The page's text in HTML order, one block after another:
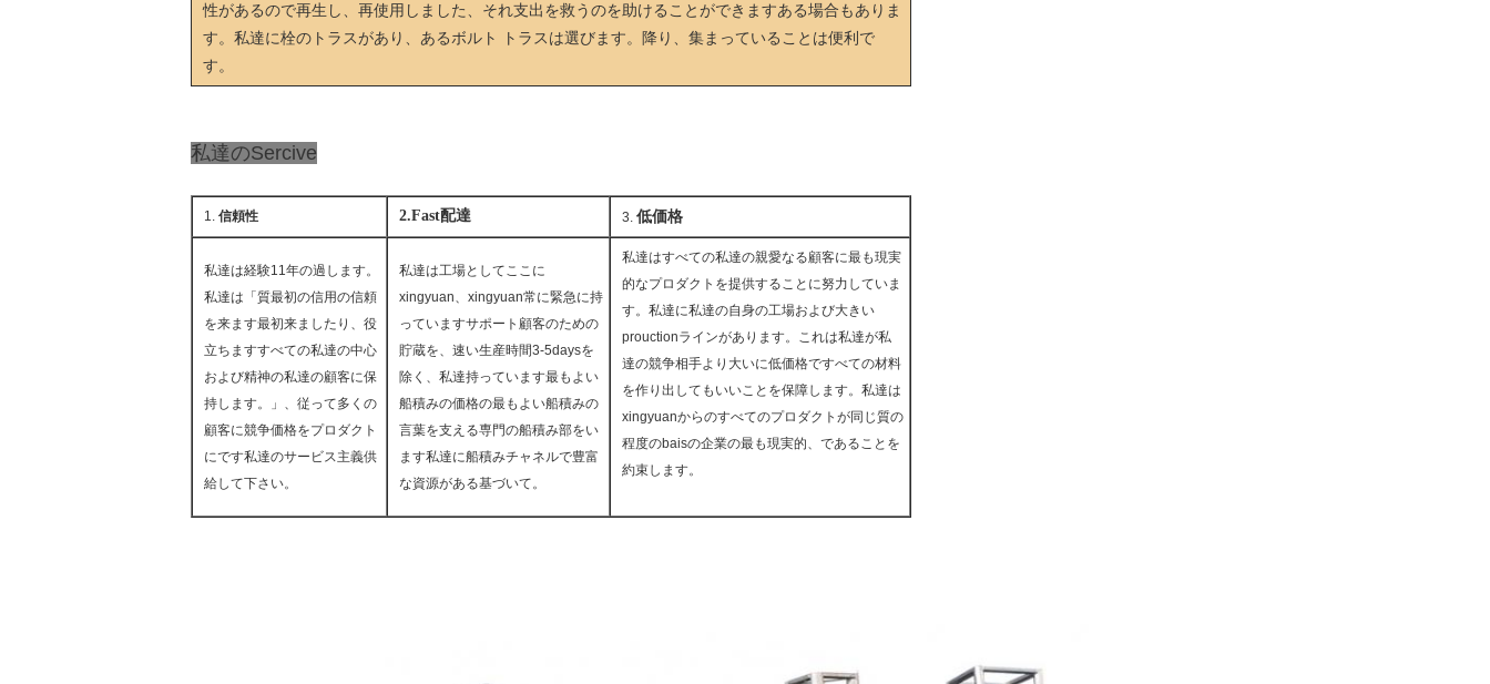
性があるので再生し、再使用しました、それ支出を救うのを助けることができますある場合もありま
す。私達に栓のトラスがあり、あるボルト トラスは選びます。降り、集まっていることは便利で
す。
私達のSercive
1. 信頼性 2.Fast配達 3. 低価格
私達は経験11年の過します。
私達は「質最初の信用の信頼
を来ます最初来ましたり、役
立ちますすべての私達の中心
および精神の私達の顧客に保
持します。」、従って多くの
顧客に競争価格をプロダクト
にです私達のサービス主義供
給して下さい。
私達は工場としてここに
xingyuan、xingyuan常に緊急に持
っていますサポート顧客のための
貯蔵を、速い生産時間3-5daysを
除く、私達持っています最もよい
船積みの価格の最もよい船積みの
言葉を支える専門の船積み部をい
ます私達に船積みチャネルで豊富
な資源がある基づいて。
私達はすべての私達の親愛なる顧客に最も現実
的なプロダクトを提供することに努力していま
す。私達に私達の自身の工場および大きい
prouctionラインがあります。これは私達が私
達の競争相手より大いに低価格ですべての材料
を作り出してもいいことを保障します。私達は
xingyuanからのすべてのプロダクトが同じ質の
程度のbaisの企業の最も現実的、であることを
約束します。